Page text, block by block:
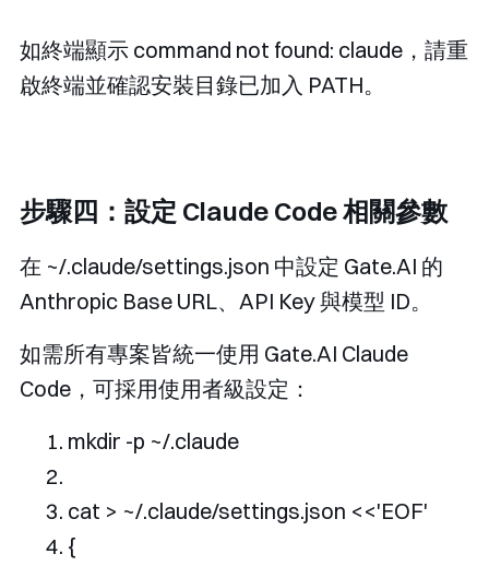
如終端顯示 command not found: claude ，請重
啟終端並確認安裝目錄已加入 PATH。
步驟四：設定 Claude Code 相關參數
在 ~/.claude/settings.json 中設定 Gate.AI 的
Anthropic Base URL、API Key 與模型 ID。
如需所有專案皆統一使用 Gate.AI Claude
Code，可採用使用者級設定：
mkdir -p ~/.claude
cat > ~/.claude/settings.json <<'EOF'
{